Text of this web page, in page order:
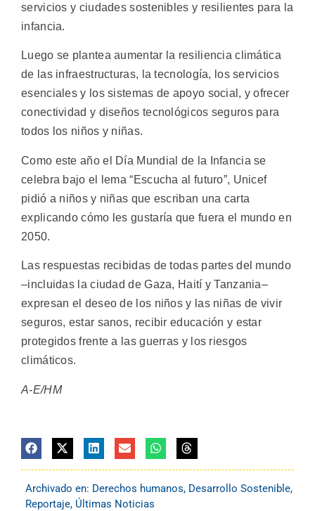
servicios y ciudades sostenibles y resilientes para la
infancia.
Luego se plantea aumentar la resiliencia climática
de las infraestructuras, la tecnología, los servicios
esenciales y los sistemas de apoyo social, y ofrecer
conectividad y diseños tecnológicos seguros para
todos los niños y niñas.
Como este año el Día Mundial de la Infancia se
celebra bajo el lema “Escucha al futuro”, Unicef
pidió a niños y niñas que escriban una carta
explicando cómo les gustaría que fuera el mundo en
2050.
Las respuestas recibidas de todas partes del mundo
–incluidas la ciudad de Gaza, Haití y Tanzania–
expresan el deseo de los niños y las niñas de vivir
seguros, estar sanos, recibir educación y estar
protegidos frente a las guerras y los riesgos
climáticos.
A-E/HM
Archivado en: Derechos humanos, Desarrollo Sostenible,
Reportaje, Últimas Noticias